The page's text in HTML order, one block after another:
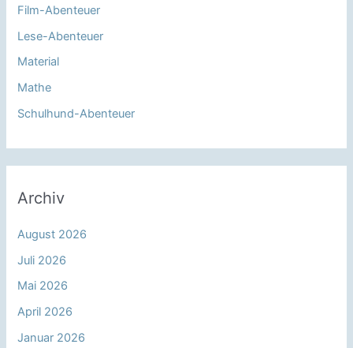
Film-Abenteuer
Lese-Abenteuer
Material
Mathe
Schulhund-Abenteuer
Archiv
August 2026
Juli 2026
Mai 2026
April 2026
Januar 2026